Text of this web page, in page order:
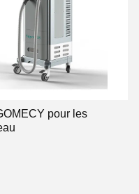
pour les